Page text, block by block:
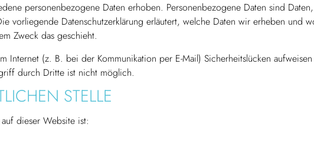
personenbezogene Daten erhoben. Personenbezogene Daten sind
vorliegende Datenschutzerklärung erläutert, welche Daten wir erheben und
Zweck das geschieht.
Internet (z. B. bei der Kommunikation per E-Mail) Sicherheitslücken aufweisen
durch Dritte ist nicht möglich.
STELLE
dieser Website ist: